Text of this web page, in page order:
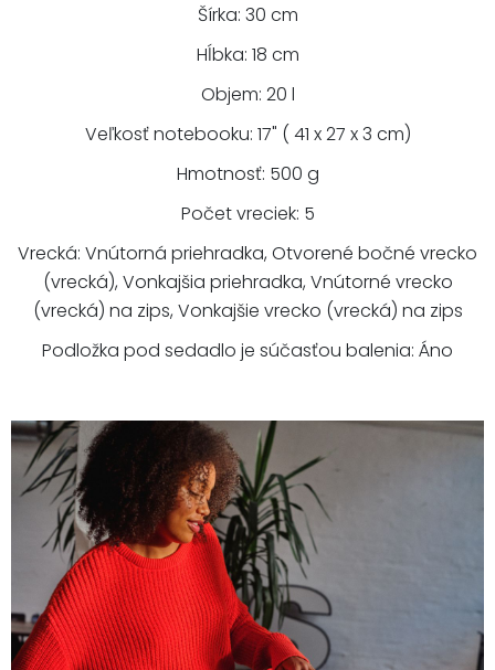
Šírka: 30 cm
Hĺbka: 18 cm
Objem: 20 l
Veľkosť notebooku: 17" ( 41 x 27 x 3 cm)
Hmotnosť: 500 g
Počet vreciek: 5
Vrecká: Vnútorná priehradka, Otvorené bočné vrecko
(vrecká), Vonkajšia priehradka, Vnútorné vrecko
(vrecká) na zips, Vonkajšie vrecko (vrecká) na zips
Podložka pod sedadlo je súčasťou balenia: Áno